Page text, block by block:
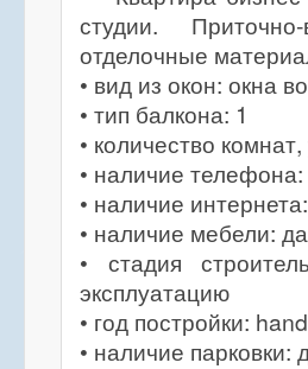
студии.
отделочные
• вид из окон: окна
• тип балкона: 1
• количество
• наличие
• наличие
• наличие мебели: да
• стадия
эксплуатацию
• год постройки:
• наличие парковки: